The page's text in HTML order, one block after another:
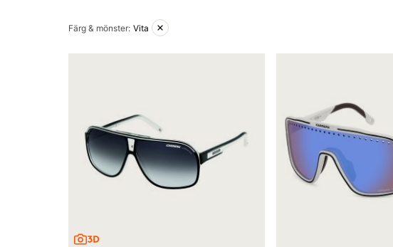
Aktiva filter
Färg & mönster: Vita